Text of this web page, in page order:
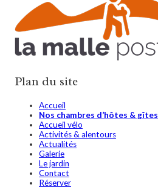
Plan du site
Accueil
Nos chambres d’hôtes & gîtes
Accueil vélo
Activités & alentours
Actualités
Galerie
Le jardin
Contact
Réserver